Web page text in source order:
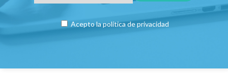
Acepto lapolítica de privacidad